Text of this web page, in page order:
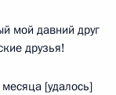
мой давний друг
друзья!
[удалось]